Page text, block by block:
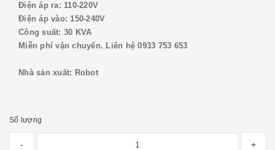
Điện áp ra: 110-220V
Điện áp vào: 150-240V
Công suất: 30 KVA
Miễn phí vận chuyển. Liên hệ 0933 753 653
Nhà sản xuất: Robot
Số lượng
- +